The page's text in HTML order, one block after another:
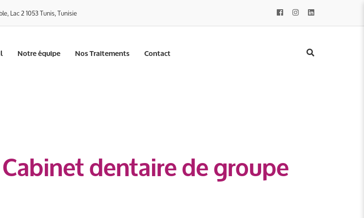
Lac 2 1053 Tunis, Tunisie
Notre équipe Nos Traitements Contact
dentaire de groupe